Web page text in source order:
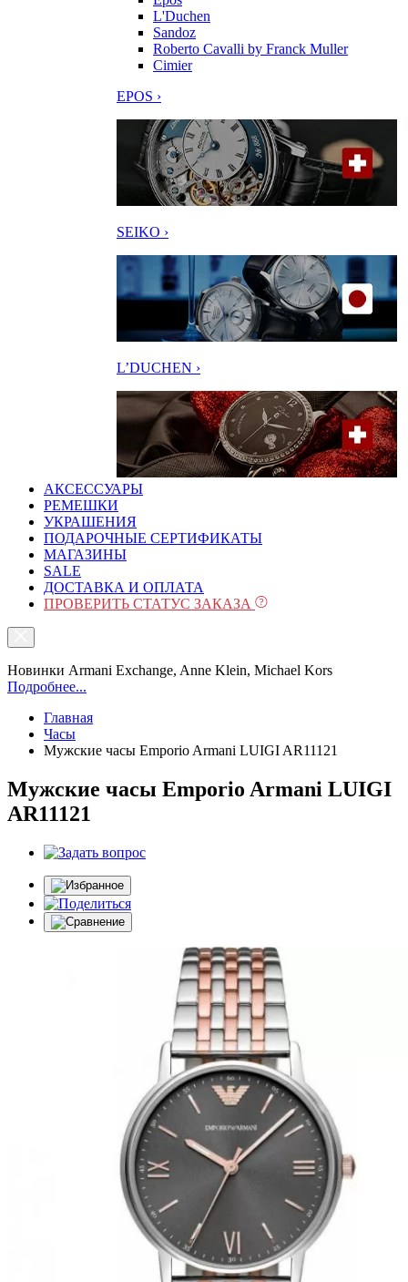
L'Duchen
Sandoz
Roberto Cavalli by Franck Muller
Cimier
EPOS ›
SEIKO ›
L’DUCHEN ›
АКСЕССУАРЫ
РЕМЕШКИ
УКРАШЕНИЯ
ПОДАРОЧНЫЕ СЕРТИФИКАТЫ
МАГАЗИНЫ
SALE
ДОСТАВКА И ОПЛАТА
ПРОВЕРИТЬ СТАТУС ЗАКАЗА
Новинки Armani Exchange, Anne Klein, Michael Kors
Подробнее...
Главная
Часы
Мужские часы Emporio Armani LUIGI AR11121
Мужские часы Emporio Armani LUIGI
AR11121